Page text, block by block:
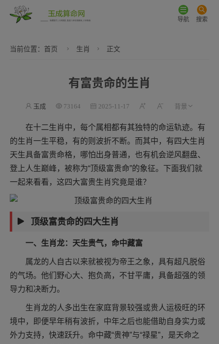
导航 搜索
当前位置： 首页 生肖 正文
有富贵命的生肖
玉成 73164 2025-11-17
在十二生肖中，每个属相都有其独特的命运轨迹。有
的生肖一生平稳，有的则波折不断。而其中，有四大生肖
天生具备富贵命格，哪怕出身普通，也有机会逆风翻盘、
登上人生巅峰，被称为“顶级富贵命”的象征。下面我们就
一起来看看，这四大富贵生肖究竟是谁？
顶级富贵命的四大生肖
一、生肖龙：天生贵气，命中藏富
属龙的人自古以来就被视为帝王之象，具有超凡脱俗
的气场。他们野心大、抱负高，不甘平庸，具备超强的领
导力和决断力。
生肖龙的人多出生在家庭背景较强或贵人运极旺的环
境中，即便早年稍有波折，中年之后也能借助自身实力或
外力支持，快速跃升。命中藏“贵神”与“禄星”，是天命之